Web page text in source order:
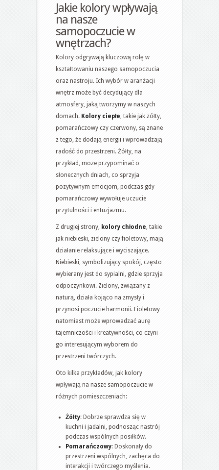
Jakie kolory wpływają
na nasze
samopoczucie w
wnętrzach?
Kolory odgrywają kluczową rolę w
kształtowaniu naszego samopoczucia
oraz nastroju. Ich wybór w aranżacji
wnętrz może być decydujący dla
atmosfery, jaką tworzymy w naszych
domach. Kolory ciepłe, takie jak żółty,
pomarańczowy czy czerwony, są znane
z tego, że dodają energii i wprowadzają
radość do przestrzeni. Żółty, na
przykład, może przypominać o
słonecznych dniach, co sprzyja
pozytywnym emocjom, podczas gdy
pomarańczowy wywołuje uczucie
przytulności i entuzjazmu.
Z drugiej strony, kolory chłodne, takie
jak niebieski, zielony czy fioletowy, mają
działanie relaksujące i wyciszające.
Niebieski, symbolizujący spokój, często
wybierany jest do sypialni, gdzie sprzyja
odpoczynkowi. Zielony, związany z
naturą, działa kojąco na zmysły i
przynosi poczucie harmonii. Fioletowy
natomiast może wprowadzać aurę
tajemniczości i kreatywności, co czyni
go interesującym wyborem do
przestrzeni twórczych.
Oto kilka przykładów, jak kolory
wpływają na nasze samopoczucie w
różnych pomieszczeniach:
Żółty: Dobrze sprawdza się w
kuchni i jadalni, podnosząc nastrój
podczas wspólnych posiłków.
Pomarańczowy: Doskonały do
przestrzeni wspólnych, zachęca do
interakcji i twórczego myślenia.